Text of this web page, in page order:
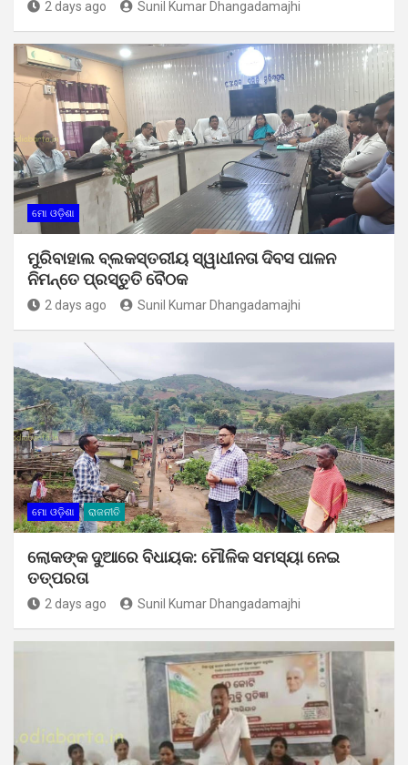
2 days ago Sunil Kumar Dhangadamajhi
ମୋ ଓଡ଼ିଶା
ମୁରିବାହାଲ ବ୍ଲକସ୍ତରୀୟ ସ୍ୱାଧୀନତା ଦିବସ ପାଳନ
ନିମନ୍ତେ ପ୍ରସ୍ତୁତି ବୈଠକ
2 days ago Sunil Kumar Dhangadamajhi
ମୋ ଓଡ଼ିଶା ରାଜନୀତି
ଲୋକଙ୍କ ଦୁଆରେ ବିଧାୟକ: ମୌଳିକ ସମସ୍ୟା ନେଇ
ତତ୍ପରତା
2 days ago Sunil Kumar Dhangadamajhi